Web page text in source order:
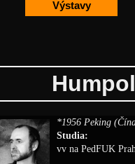
Výstavy
*1956 Peking
Studia:
vv na PedFUK